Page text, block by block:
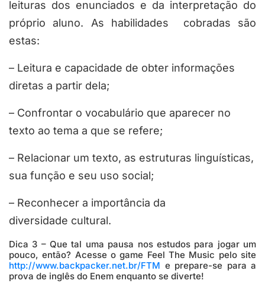
leituras dos enunciados e da interpretação do
próprio aluno. As habilidades cobradas são
estas:
– Leitura e capacidade de obter informações
diretas a partir dela;
– Confrontar o vocabulário que aparecer no
texto ao tema a que se refere;
– Relacionar um texto, as estruturas linguísticas,
sua função e seu uso social;
– Reconhecer a importância da
diversidade cultural.
Dica 3 – Que tal uma pausa nos estudos para jogar um
pouco, então? Acesse o game Feel The Music pelo site
http://www.backpacker.net.br/FTM e prepare-se para a
prova de inglês do Enem enquanto se diverte!